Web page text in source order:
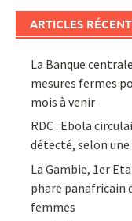
ARTICLES
La Banque
mesures fermes
mois à venir
RDC : Ebola
détecté, selon une
La Gambie, 1er
phare panafricain
femmes